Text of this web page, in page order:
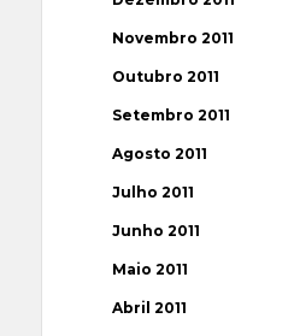
Novembro 2011
Outubro 2011
Setembro 2011
Agosto 2011
Julho 2011
Junho 2011
Maio 2011
Abril 2011